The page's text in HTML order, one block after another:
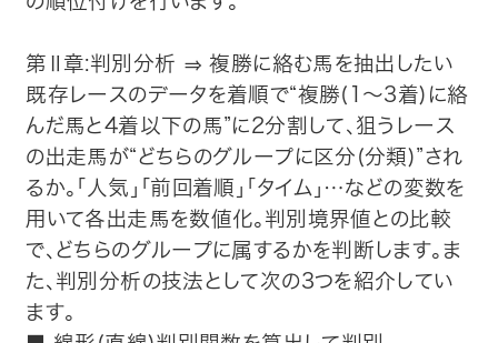
第Ⅱ章:判別分析 ⇒ 複勝に絡む馬を抽出したい
既存レースのデータを着順で“複勝(1～3着)に絡
んだ馬と4着以下の馬”に2分割して、狙うレース
の出走馬が“どちらのグループに区分(分類)”され
るか。「人気」「前回着順」「タイム」…などの変数を
用いて各出走馬を数値化。判別境界値との比較
で、どちらのグループに属するかを判断します。ま
た、判別分析の技法として次の3つを紹介してい
ます。